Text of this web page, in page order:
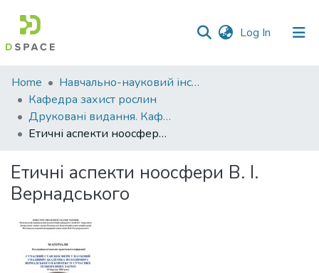
Log In (current)
Communities
&
Collections
Statistics
Home
Навчально-науковий інститут агротехнологій, селекції та екології
Кафедра захист рослин
Друковані видання. Кафедра захист рослин
Етичні аспекти ноосфери В. І. Вернадського
Етичні аспекти ноосфери В. І.
Вернадського